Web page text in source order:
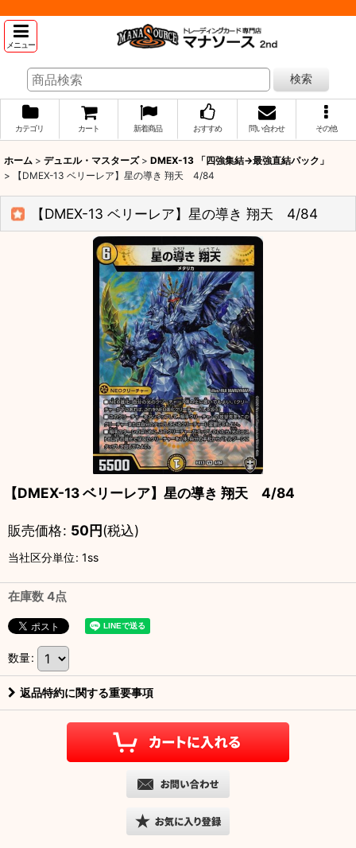
メニュー
検索
カテゴリ カート 新着商品 おすすめ 問い合わせ その他
ホーム > デュエル・マスターズ > DMEX-13 「四強集結→最強直結パック」
>
【DMEX-13 ベリーレア】星の導き 翔天 4/84
【DMEX-13 ベリーレア】星の導き 翔天 4/84
【DMEX-13 ベリーレア】星の導き 翔天 4/84
販売価格: 50円(税込)
当社区分単位: 1ss
在庫数 4点
数量:
返品特約に関する重要事項